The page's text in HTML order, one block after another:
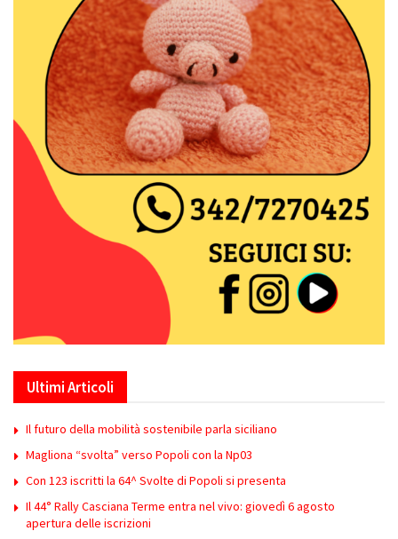
Ultimi Articoli
Il futuro della mobilità sostenibile parla siciliano
Magliona “svolta” verso Popoli con la Np03
Con 123 iscritti la 64^ Svolte di Popoli si presenta
Il 44° Rally Casciana Terme entra nel vivo: giovedì 6 agosto
apertura delle iscrizioni